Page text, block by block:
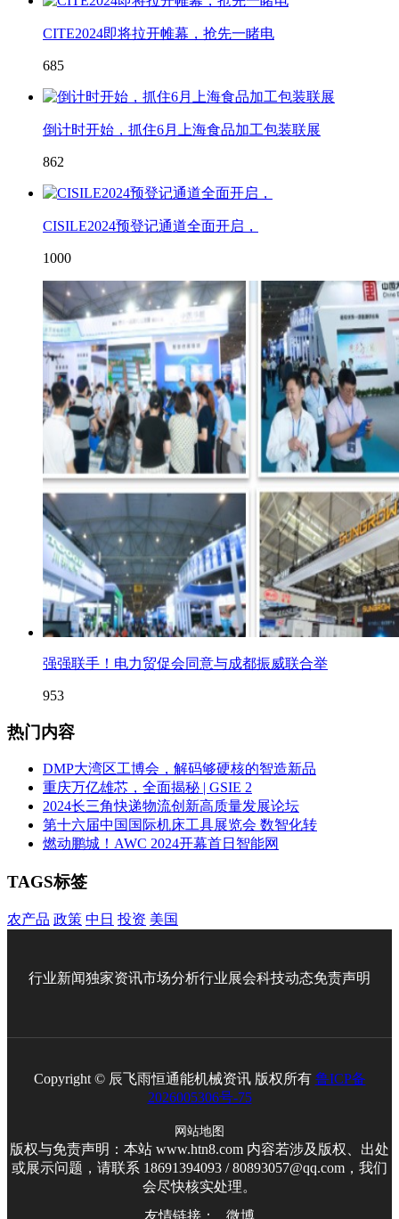
CITE2024即将拉开帷幕，抢先一睹电
685
倒计时开始，抓住6月上海食品加工包装联展
862
CISILE2024预登记通道全面开启，
1000
强强联手！电力贸促会同意与成都振威联合举
953
热门内容
DMP大湾区工博会，解码够硬核的智造新品
重庆万亿雄芯，全面揭秘 | GSIE 2
2024长三角快递物流创新高质量发展论坛
第十六届中国国际机床工具展览会 数智化转
燃动鹏城！AWC 2024开幕首日智能网
TAGS标签
农产品 政策 中日 投资 美国
行业新闻独家资讯市场分析行业展会科技动态免责声明
Copyright © 辰飞雨恒通能机械资讯 版权所有 鲁ICP备
2026005306号-75
网站地图
版权与免责声明：本站 www.htn8.com 内容若涉及版权、出处
或展示问题，请联系 18691394093 / 80893057@qq.com，我们
会尽快核实处理。
友情链接：
微博